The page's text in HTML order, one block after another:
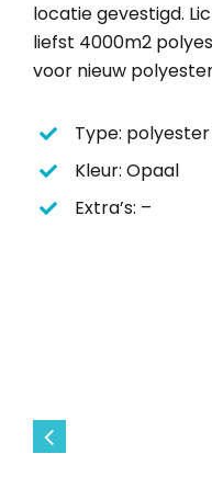
locatie gevestigd.
liefst 4000m2
voor nieuw
Type:
Kleur: Opaal
Extra’s: –